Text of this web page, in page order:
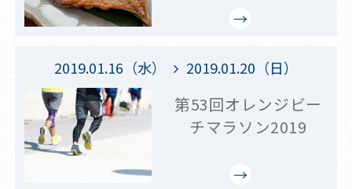
2019.01.16（水） 2019.01.20（日）
第53回オレンジビー
チマラソン2019